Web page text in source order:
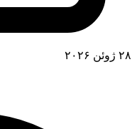
۲۸ ژوئن ۲۰۲۶